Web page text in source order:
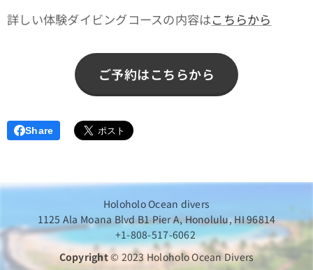
詳しい体験ダイビングコースの内容はこちらから
ご予約はこちらから
Share
Holoholo Ocean divers
1125 Ala Moana Blvd B1 Pier A, Honolulu, HI 96814
+1-808-517-6062
Copyright© 2023 Holoholo Ocean Divers